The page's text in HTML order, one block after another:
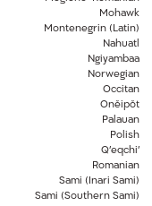
Mohawk
Montenegrin (Latin)
Nahuatl
Ngiyambaa
Norwegian
Occitan
Onĕipŏt
Palauan
Polish
Q’eqchi’
Romanian
Sami (Inari Sami)
Sami (Southern Sami)